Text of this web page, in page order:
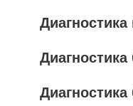
Диагностика